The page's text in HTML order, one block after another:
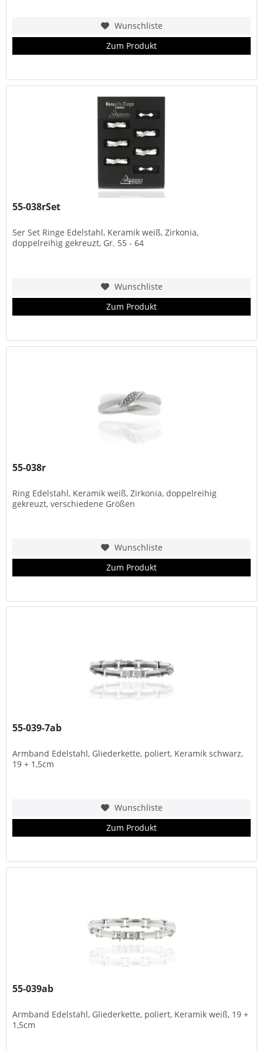
Wunschliste
Zum Produkt
55-038rSet
5er Set Ringe Edelstahl, Keramik weiß, Zirkonia,
doppelreihig gekreuzt, Gr. 55 - 64
Wunschliste
Zum Produkt
55-038r
Ring Edelstahl, Keramik weiß, Zirkonia, doppelreihig
gekreuzt, verschiedene Größen
Wunschliste
Zum Produkt
55-039-7ab
Armband Edelstahl, Gliederkette, poliert, Keramik schwarz,
19 + 1,5cm
Wunschliste
Zum Produkt
55-039ab
Armband Edelstahl, Gliederkette, poliert, Keramik weiß, 19 +
1,5cm